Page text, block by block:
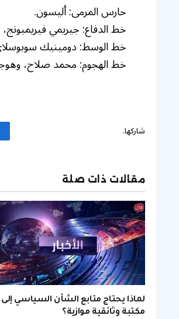
حارس المرمى: أليسون.
خط الدفاع: جيريمي فيريمبونج،
خط الوسط: دومينيك
خط الهجوم: محمد صلاح،
شاركها.
مقالات ذات صلة
لماذا يحتاج متابع الشأن السياسي إلى
مكتبة وثائقية موازية؟